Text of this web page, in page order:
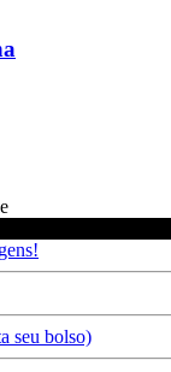
seu bolso)